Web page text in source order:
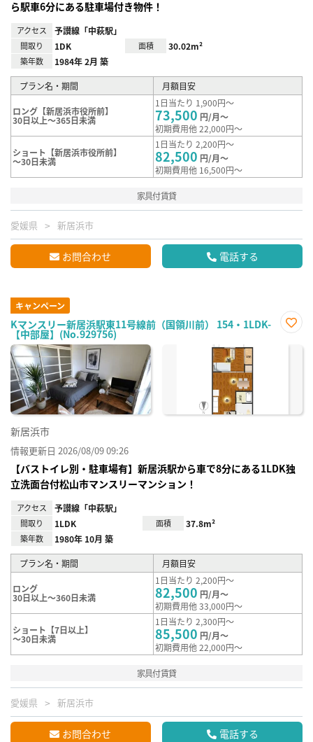
ら駅車6分にある駐車場付き物件！
アクセス 予讃線「中萩駅」
間取り 1DK 面積 30.02m²
築年数 1984年 2月 築
プラン名・期間 月額目安
ロング【新居浜市役所前】
30日以上～365日未満
1日当たり 1,900円～
73,500 円/月～
初期費用他 22,000円～
ショート【新居浜市役所前】
～30日未満
1日当たり 2,200円～
82,500 円/月～
初期費用他 16,500円～
家具付賃貸
愛媛県 新居浜市
お問合わせ 電話する
キャンペーン
Kマンスリー新居浜駅東11号線前（国領川前） 154・1LDK-
【中部屋】(No.929756)
に入
新居浜市
情報更新日 2026/08/09 09:26
【バストイレ別・駐車場有】新居浜駅から車で8分にある1LDK独
立洗面台付松山市マンスリーマンション！
アクセス 予讃線「中萩駅」
間取り 1LDK 面積 37.8m²
築年数 1980年 10月 築
プラン名・期間 月額目安
ロング
30日以上～360日未満
1日当たり 2,200円～
82,500 円/月～
初期費用他 33,000円～
ショート【7日以上】
～30日未満
1日当たり 2,300円～
85,500 円/月～
初期費用他 22,000円～
家具付賃貸
愛媛県 新居浜市
お問合わせ 電話する